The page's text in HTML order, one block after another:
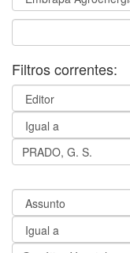
Filtros correntes: